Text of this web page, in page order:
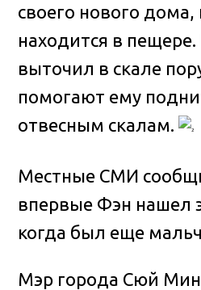
своего нового
находится в
выточил в скале
помогают ему
отвесным скалам.
Местные СМИ
впервые Фэн нашел
когда был еще
Мэр города Сюй Мин